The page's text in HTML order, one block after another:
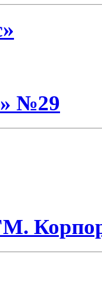
№29